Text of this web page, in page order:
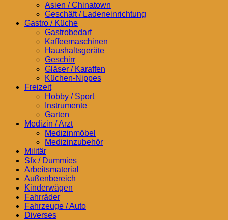
Asien / Chinatown
Geschäft / Ladeneinrichtung
Gastro / Küche
Gastrobedarf
Kaffeemaschinen
Haushaltsgeräte
Geschirr
Gläser / Karaffen
Küchen-Nippes
Freizeit
Hobby / Sport
Instrumente
Garten
Medizin / Arzt
Medizinmöbel
Medizinzubehör
Militär
Sfx / Dummies
Arbeitsmaterial
Außenbereich
Kinderwägen
Fahrräder
Fahrzeuge / Auto
Diverses